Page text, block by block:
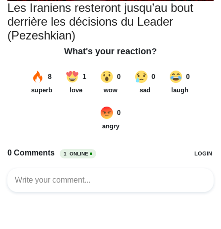
Les Iraniens resteront jusqu’au bout
derrière les décisions du Leader
(Pezeshkian)